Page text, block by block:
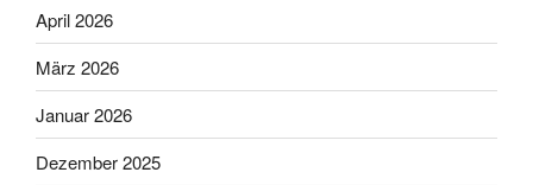
April 2026
März 2026
Januar 2026
Dezember 2025